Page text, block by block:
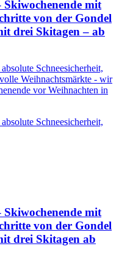
mit
von der Gondel
drei Skitagen – ab
Schneesicherheit,
Weihnachtsmärkte - wir
vor Weihnachten in
Schneesicherheit,
mit
von der Gondel
drei Skitagen ab